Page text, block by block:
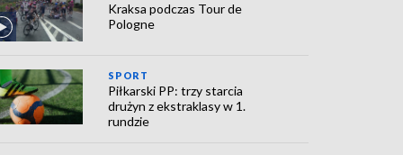
Kraksa podczas Tour de
Pologne
SPORT
Piłkarski PP: trzy starcia
drużyn z ekstraklasy w 1.
rundzie